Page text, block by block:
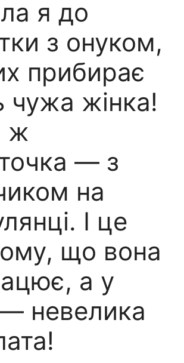
я до
з онуком,
прибирає
чужа жінка!
ж
— з
на
І це
що вона
а у
невелика